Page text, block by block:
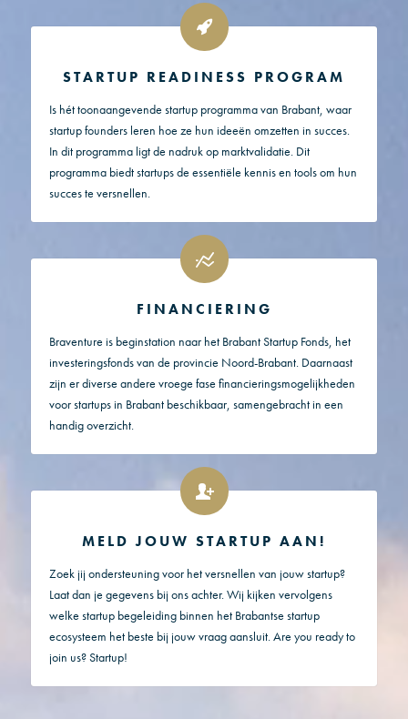
STARTUP READINESS PROGRAM
Is hét toonaangevende startup programma van Brabant, waar
startup founders leren hoe ze hun ideeën omzetten in succes.
In dit programma ligt de nadruk op marktvalidatie. Dit
programma biedt startups de essentiële kennis en tools om hun
succes te versnellen.
FINANCIERING
Braventure is beginstation naar het Brabant Startup Fonds, het
investeringsfonds van de provincie Noord-Brabant. Daarnaast
zijn er diverse andere vroege fase financieringsmogelijkheden
voor startups in Brabant beschikbaar, samengebracht in een
handig overzicht.
MELD JOUW STARTUP AAN!
Zoek jij ondersteuning voor het versnellen van jouw startup?
Laat dan je gegevens bij ons achter. Wij kijken vervolgens
welke startup begeleiding binnen het Brabantse startup
ecosysteem het beste bij jouw vraag aansluit. Are you ready to
join us? Startup!